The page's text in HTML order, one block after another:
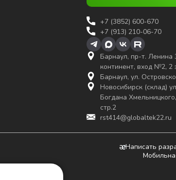
+7 (3852) 600-670
+7 (913) 210-06-70
Барнаул, пр-т. Ленина
континент, вход №2, 2
Барнаул, ул.
Новосибирск (склад)
Богдана
стр.2
rst414@globaltek22.ru
Написать